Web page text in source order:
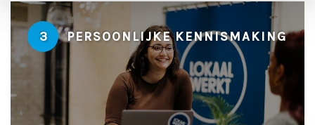
3 PERSOONLIJKE KENNISMAKING